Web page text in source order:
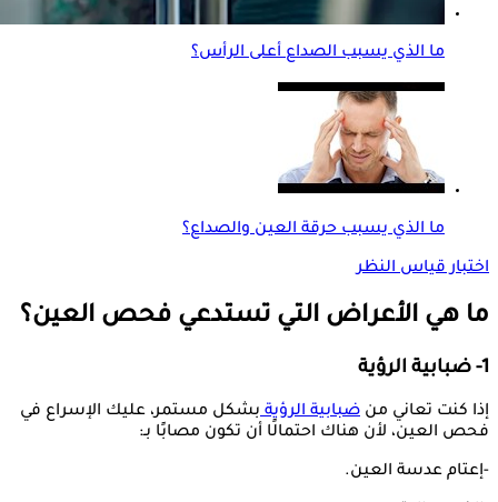
ما الذي يسبب الصداع أعلى الرأس؟
ما الذي يسبب حرقة العين والصداع؟
اختبار قياس النظر
ما هي الأعراض التي تستدعي فحص العين؟
1- ضبابية الرؤية
إذا كنت تعاني من ضبابية الرؤيةبشكل مستمر، عليك الإسراع في
فحص العين، لأن هناك احتمالًا أن تكون مصابًا بـ:
-إعتام عدسة العين.